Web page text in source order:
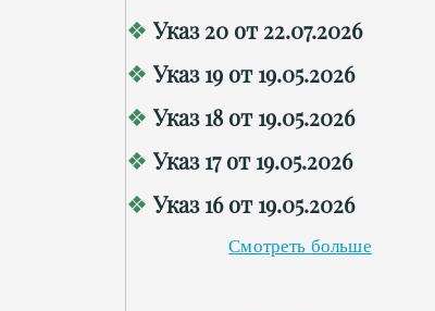
Указ 20 от 22.07.2026
Указ 19 от 19.05.2026
Указ 18 от 19.05.2026
Указ 17 от 19.05.2026
Указ 16 от 19.05.2026
Смотреть больше